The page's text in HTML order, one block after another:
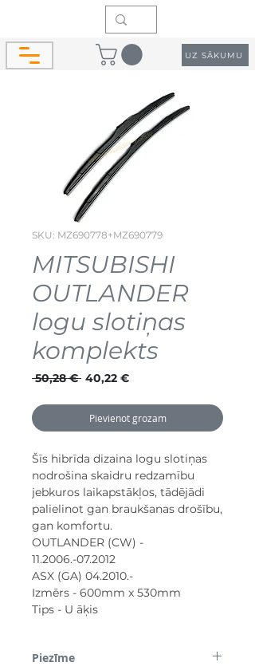
UZ SĀKUMU
SKU: MZ690778+MZ690779
MITSUBISHI
OUTLANDER
logu slotiņas
komplekts
50,28 € Parastā
40,22 €Izpārdošanas
Pievienot grozam
Šīs hibrīda dizaina logu slotiņas
nodrošina skaidru redzamību
jebkuros laikapstākļos, tādējādi
palielinot gan braukšanas drošību,
gan komfortu.
OUTLANDER (CW) -
11.2006.-07.2012
ASX (GA) 04.2010.-
Izmērs - 600mm x 530mm
Tips - U āķis
Piezīme